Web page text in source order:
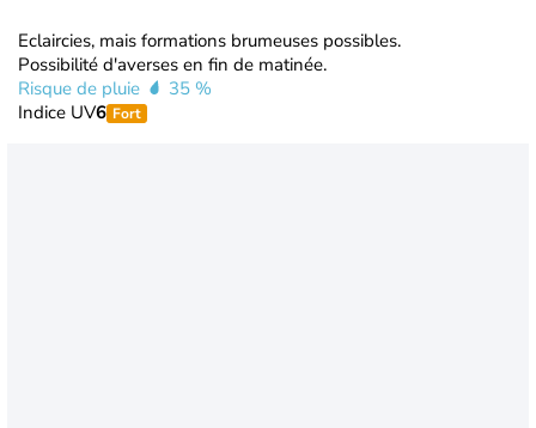
Eclaircies, mais formations brumeuses possibles.
Possibilité d'averses en fin de matinée.
Risque de pluie
35 %
Indice UV6 Fort